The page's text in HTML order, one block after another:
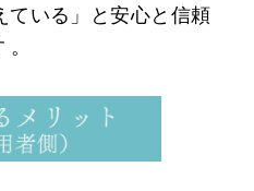
ている」と安心と信頼